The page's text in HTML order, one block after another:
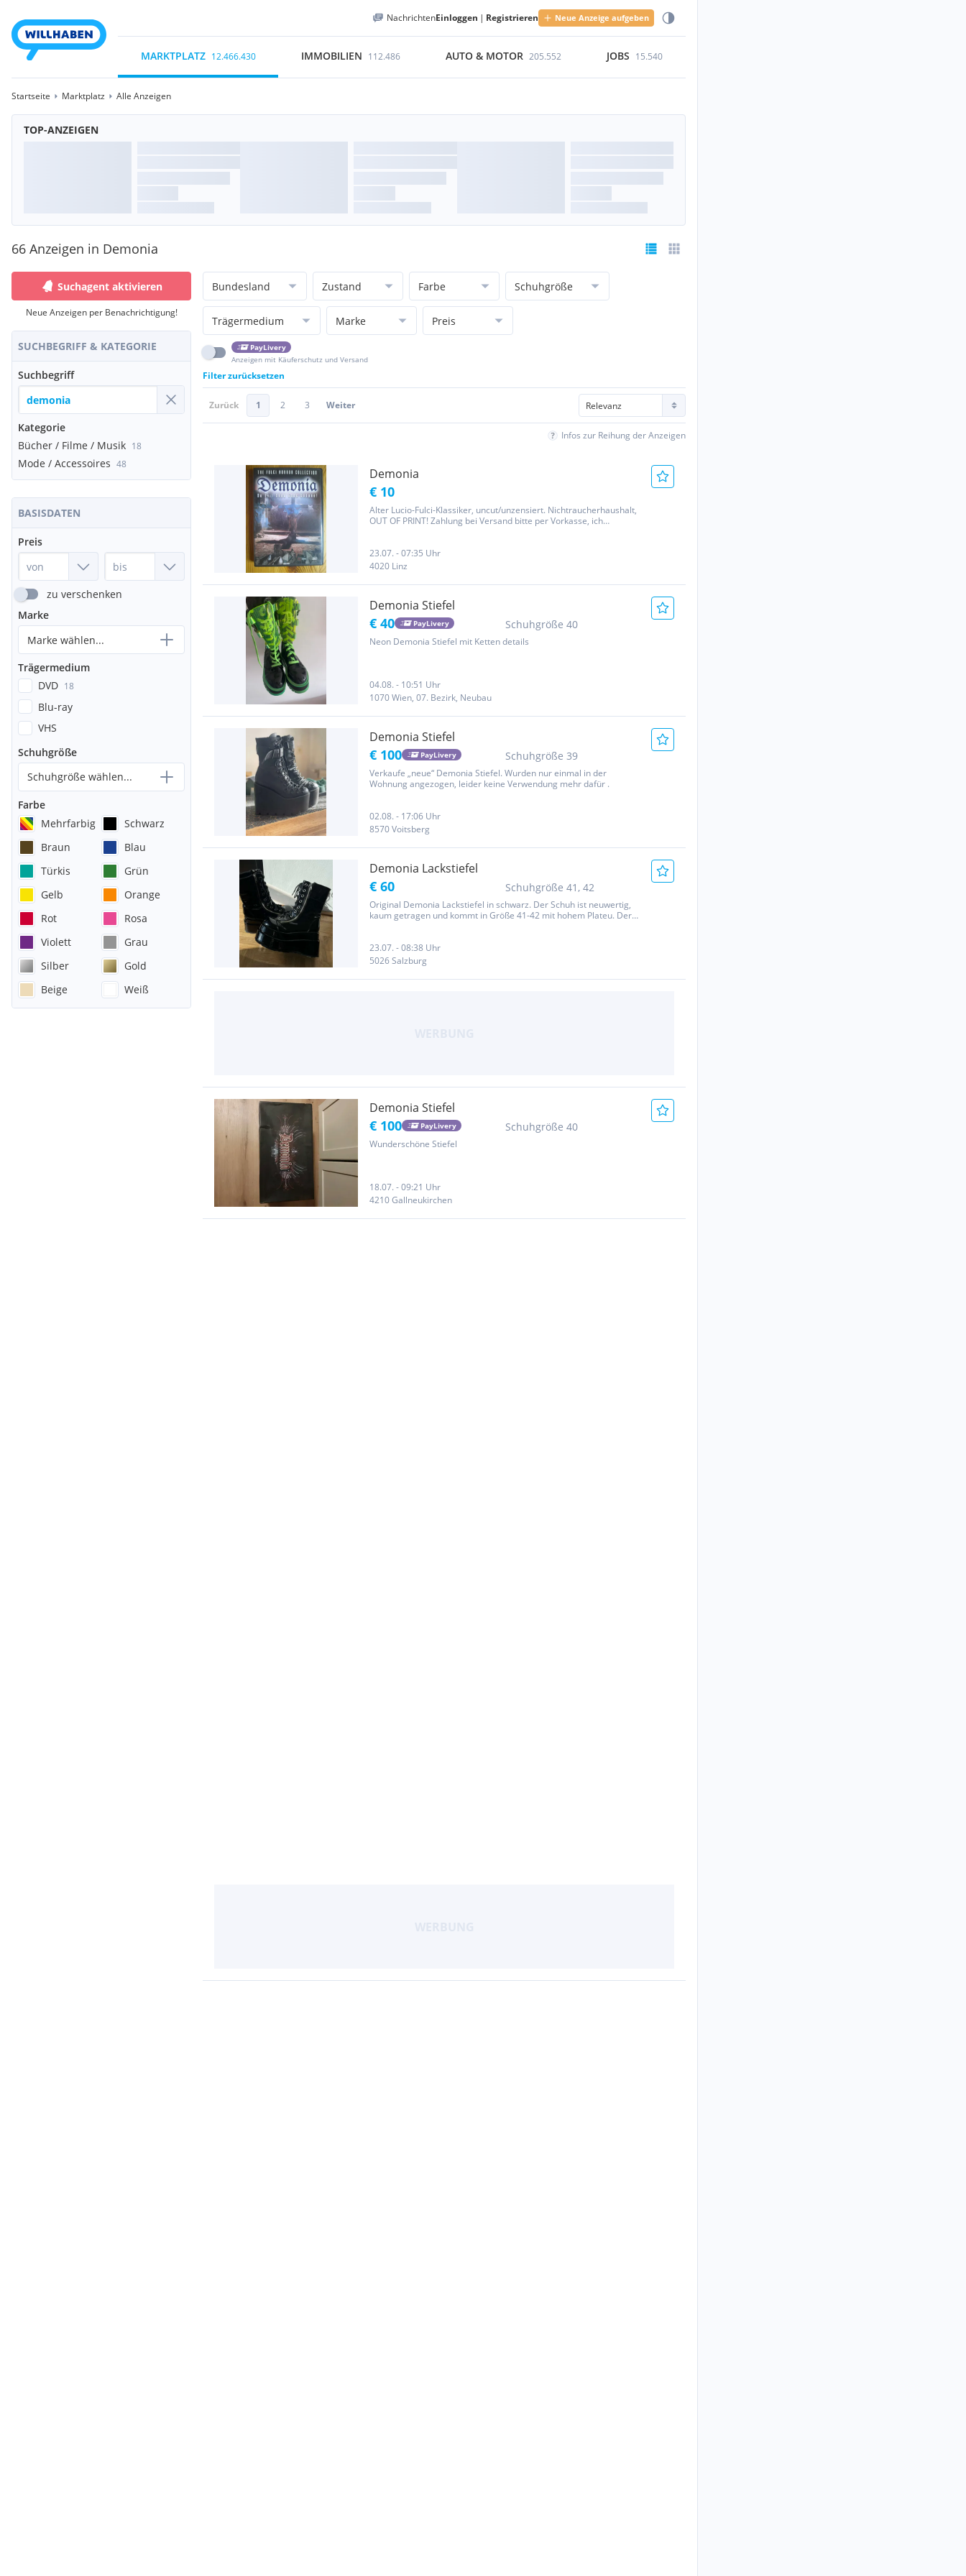
NachrichtenEinloggen | Registrieren Neue Anzeige aufgeben
MARKTPLATZ 12.466.430 IMMOBILIEN 112.486 AUTO & MOTOR 205.552 JOBS 15.540
Startseite Marktplatz Alle Anzeigen
TOP-ANZEIGEN
66 Anzeigen in Demonia
Suchagent aktivieren
Neue Anzeigen per Benachrichtigung!
SUCHBEGRIFF & KATEGORIE
Suchbegriff
Kategorie
Bücher / Filme / Musik 18
Mode / Accessoires 48
BASISDATEN
Preis
zu verschenken
Marke
Marke wählen...
Trägermedium
DVD 18
Blu-ray
VHS
Schuhgröße
Schuhgröße wählen...
Farbe
Mehrfarbig
Schwarz
Braun
Blau
Türkis
Grün
Gelb
Orange
Rot
Rosa
Violett
Grau
Silber
Gold
Beige
Weiß
Bundesland Zustand Farbe Schuhgröße
Trägermedium Marke Preis
PayLivery
Anzeigen mit Käuferschutz und Versand
Filter zurücksetzen
Zurück 1 2 3 Weiter
Infos zur Reihung der Anzeigen
Demonia
€ 10
Alter Lucio-Fulci-Klassiker, uncut/unzensiert. Nichtraucherhaushalt,
OUT OF PRINT! Zahlung bei Versand bitte per Vorkasse, ich
23.07. - 07:35 Uhr
4020 Linz
Demonia Stiefel
€ 40 PayLivery Schuhgröße 40
Neon Demonia Stiefel mit Ketten details
04.08. - 10:51 Uhr
1070 Wien, 07. Bezirk, Neubau
Demonia Stiefel
€ 100 PayLivery Schuhgröße 39
Verkaufe „neue“ Demonia Stiefel. Wurden nur einmal in der
Wohnung angezogen, leider keine Verwendung mehr dafür .
02.08. - 17:06 Uhr
8570 Voitsberg
Demonia Lackstiefel
€ 60 Schuhgröße 41, 42
Original Demonia Lackstiefel in schwarz. Der Schuh ist neuwertig,
kaum getragen und kommt in Größe 41-42 mit hohem Plateu. Der
23.07. - 08:38 Uhr
5026 Salzburg
Demonia Stiefel
€ 100 PayLivery Schuhgröße 40
Wunderschöne Stiefel
18.07. - 09:21 Uhr
4210 Gallneukirchen